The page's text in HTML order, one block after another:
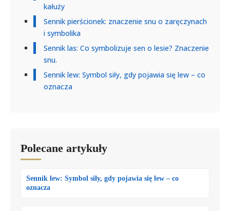
kałuży
Sennik pierścionek: znaczenie snu o zaręczynach
i symbolika
Sennik las: Co symbolizuje sen o lesie? Znaczenie
snu.
Sennik lew: Symbol siły, gdy pojawia się lew – co
oznacza
Polecane artykuły
Sennik lew: Symbol siły, gdy pojawia się lew – co
oznacza